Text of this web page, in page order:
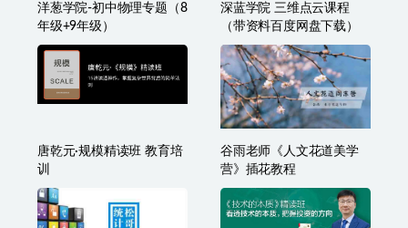
洋葱学院-初中物理专题（8
年级+9年级）
深蓝学院 三维点云课程
（带资料百度网盘下载）
唐乾元·规模精读班 教育培
训
谷雨老师《人文花道美学
营》插花教程